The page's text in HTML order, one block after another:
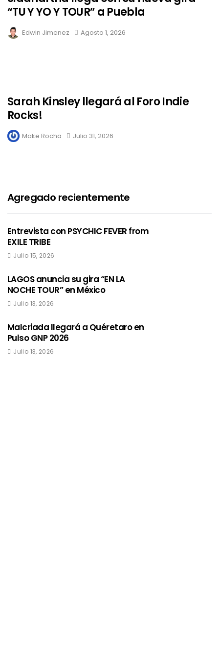
“TU Y YO Y TOUR” a Puebla
Edwin Jimenez Agosto 1, 2026
Sarah Kinsley llegará al Foro Indie
Rocks!
Make Rocha Julio 31, 2026
Agregado recientemente
Entrevista con PSYCHIC FEVER from
EXILE TRIBE
Julio 15, 2026
LAGOS anuncia su gira “EN LA
NOCHE TOUR” en México
Julio 13, 2026
Malcriada llegará a Quéretaro en
Pulso GNP 2026
Julio 13, 2026